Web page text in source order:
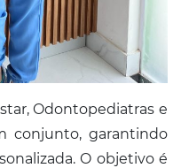
Odontopediatras e
conjunto, garantindo
O objetivo é